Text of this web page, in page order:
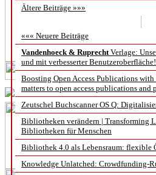
Ältere Beiträge »»»
««« Neuere Beiträge
Vandenhoeck & RuprechtVerlage:
und mit verbesserter Benutzeroberfläche!
Boosting Open Access Publications
matters to open access publications and
Zeutschel Buchscanner OS Q:
Bibliotheken verändern | Transforming
Bibliotheken für Menschen
Bibliothek 4.0 als Lebensraum: flexible
Knowledge Unlatched: Crowdfunding-